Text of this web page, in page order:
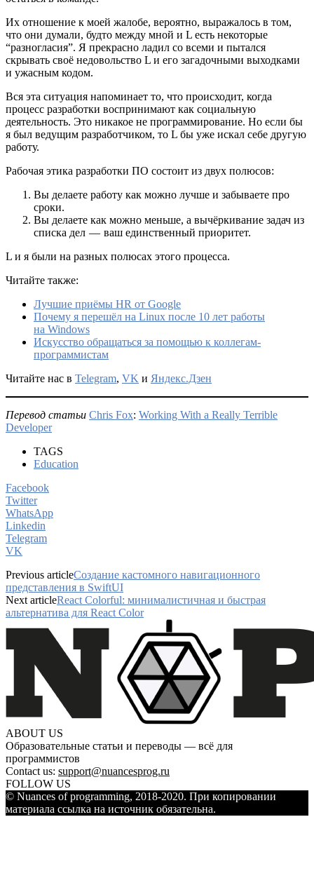
Их отношение к моей жалобе, вероятно, выражалось в том,
что они думали, будто между мной и L есть некоторые
“разногласия”. Я прекрасно ладил со всеми и пытался
скрывать своё недовольство L и его загадочными выходками
и ужасным кодом.
Вся эта ситуация напоминает то, что происходит, когда
процесс разработки воспринимают как социальную
деятельность. Это никакое не программирование. Но если бы
я был ведущим разработчиком, то L бы уже искал себе другую
работу.
Рабочая этика разработки ПО состоит из двух полюсов:
Вы делаете работу как можно лучше и забываете про
сроки.
Вы делаете как можно меньше, а вычёркивание задач из
списка дел — ваш единственный приоритет.
L и я были на разных полюсах этого процесса.
Читайте также:
Лучшие приёмы HR от Google
Почему я перешёл на Linux после 10 лет работы
на Windows
Искусство обращаться за помощью к коллегам-
программистам
Читайте нас в Telegram, VK и Яндекс.Дзен
Перевод статьи Chris Fox: Working With a Really Terrible
Developer
TAGS
Education
Facebook
Twitter
WhatsApp
Linkedin
Telegram
VK
Previous articleСоздание кастомного навигационного
представления в SwiftUI
Next articleReact Colorful: минималистичная и быстрая
альтернатива для React Color
ABOUT US
Образовательные статьи и переводы — всё для
программистов
Contact us: support@nuancesprog.ru
FOLLOW US
© Nuances of programming, 2018-2020. При копировании
материала ссылка на источник обязательна.